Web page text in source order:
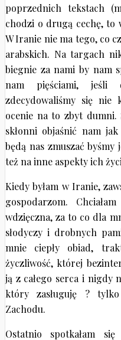
poprzednich tekstach
chodzi o drugą cechę, to
W Iranie nie ma tego, co
arabskich. Na targach
biegnie za nami by nam
nam pięściami, jeśli
zdecydowaliśmy się nie
ocenie na to zbyt
skłonni objaśnić nam
będą nas zmuszać
też na inne aspekty ich
Kiedy byłam w Iranie,
gospodarzom.
wdzięczna, za to co dla
słodyczy i drobnych
mnie ciepły obiad,
życzliwość, której
ją z całego serca i nigdy
który zasługuję ?
Zachodu.
Ostatnio spotkałam